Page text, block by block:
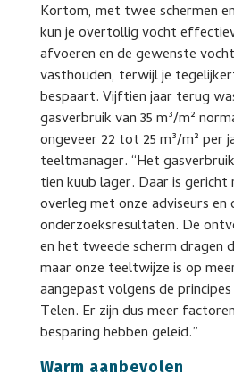
Kortom, met twee schermen
kun je overtollig vocht
afvoeren en de gewenste
vasthouden, terwijl je
bespaart. Vijftien jaar terug
gasverbruik van 35 m³/m²
ongeveer 22 tot 25 m³/m² per
teeltmanager. “Het
tien kuub lager. Daar is
overleg met onze adviseurs en
onderzoeksresultaten. De
en het tweede scherm dragen
maar onze teeltwijze is op
aangepast volgens de
Telen. Er zijn dus meer
besparing hebben geleid.”
Warm aanbevolen